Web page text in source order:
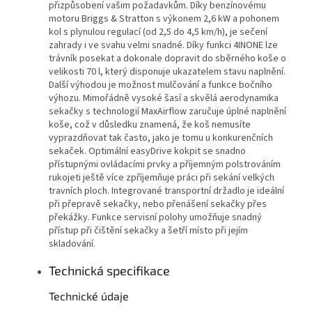
přizpůsobení vašim požadavkům. Díky benzínovému
motoru Briggs & Stratton s výkonem 2,6 kW a pohonem
kol s plynulou regulací (od 2,5 do 4,5 km/h), je sečení
zahrady i ve svahu velmi snadné. Díky funkci 4INONE lze
trávník posekat a dokonale dopravit do sběrného koše o
velikosti 70 l, který disponuje ukazatelem stavu naplnění.
Další výhodou je možnost mulčování a funkce bočního
výhozu. Mimořádně vysoké šasí a skvělá aerodynamika
sekačky s technologií MaxAirflow zaručuje úplné naplnění
koše, což v důsledku znamená, že koš nemusíte
vyprazdňovat tak často, jako je tomu u konkurenčních
sekaček. Optimální easyDrive kokpit se snadno
přístupnými ovládacími prvky a příjemným polstrováním
rukojeti ještě více zpříjemňuje práci při sekání velkých
travních ploch. Integrované transportní držadlo je ideální
při přepravě sekačky, nebo přenášení sekačky přes
překážky. Funkce servisní polohy umožňuje snadný
přístup při čištění sekačky a šetří místo při jejím
skladování.
Technická specifikace
Technické údaje